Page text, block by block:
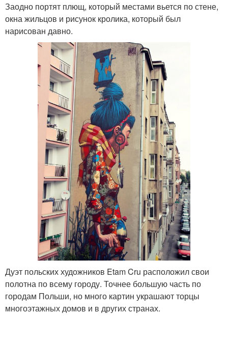
Заодно портят плющ, который местами вьется по стене,
окна жильцов и рисунок кролика, который был
нарисован давно.
Дуэт польских художников Etam Cru расположил свои
полотна по всему городу. Точнее большую часть по
городам Польши, но много картин украшают торцы
многоэтажных домов и в других странах.